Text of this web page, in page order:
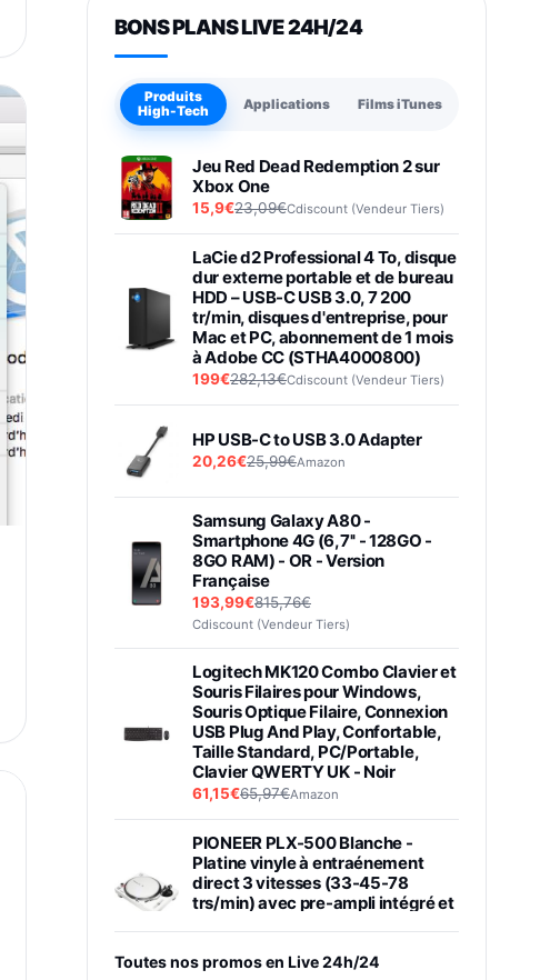
BONS PLANS LIVE 24H/24
Produits
High-Tech
Applications Films iTunes
Jeu Red Dead Redemption 2 sur
Xbox One
15,9€23,09€Cdiscount (Vendeur Tiers)
LaCie d2 Professional 4 To, disque
dur externe portable et de bureau
HDD – USB-C USB 3.0, 7 200
tr/min, disques d'entreprise, pour
Mac et PC, abonnement de 1 mois
à Adobe CC (STHA4000800)
199€282,13€Cdiscount (Vendeur Tiers)
HP USB-C to USB 3.0 Adapter
20,26€25,99€Amazon
Samsung Galaxy A80 -
Smartphone 4G (6,7'' - 128GO -
8GO RAM) - OR - Version
Française
193,99€815,76€
Cdiscount (Vendeur Tiers)
Logitech MK120 Combo Clavier et
Souris Filaires pour Windows,
Souris Optique Filaire, Connexion
USB Plug And Play, Confortable,
Taille Standard, PC/Portable,
Clavier QWERTY UK - Noir
61,15€65,97€Amazon
PIONEER PLX-500 Blanche -
Platine vinyle à entraénement
direct 3 vitesses (33-45-78
trs/min) avec pre-ampli intégré et
Toutes nos promos en Live 24h/24